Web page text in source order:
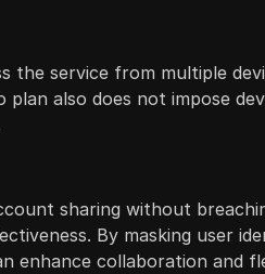
the service from multiple
also does not impose
sharing without
By masking user
enhance collaboration